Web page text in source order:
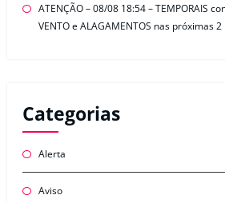
ATENÇÃO – 08/08 18:54 – TEMPORAIS
VENTO e ALAGAMENTOS nas próximas
Categorias
Alerta
Aviso